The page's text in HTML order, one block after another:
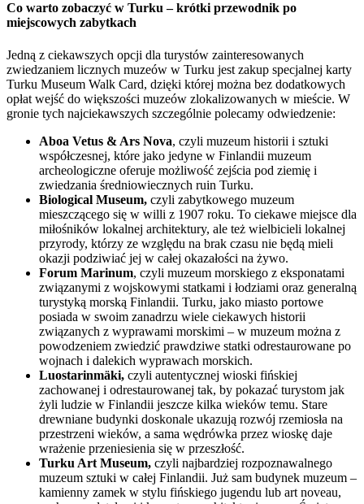
Co warto zobaczyć w Turku – krótki przewodnik po
miejscowych zabytkach
Jedną z ciekawszych opcji dla turystów zainteresowanych
zwiedzaniem licznych muzeów w Turku jest zakup specjalnej karty
Turku Museum Walk Card, dzięki której można bez dodatkowych
opłat wejść do większości muzeów zlokalizowanych w mieście. W
gronie tych najciekawszych szczególnie polecamy odwiedzenie:
Aboa Vetus & Ars Nova, czyli muzeum historii i sztuki
współczesnej, które jako jedyne w Finlandii muzeum
archeologiczne oferuje możliwość zejścia pod ziemię i
zwiedzania średniowiecznych ruin Turku.
Biological Museum, czyli zabytkowego muzeum
mieszczącego się w willi z 1907 roku. To ciekawe miejsce dla
miłośników lokalnej architektury, ale też wielbicieli lokalnej
przyrody, którzy ze względu na brak czasu nie będą mieli
okazji podziwiać jej w całej okazałości na żywo.
Forum Marinum, czyli muzeum morskiego z eksponatami
związanymi z wojskowymi statkami i łodziami oraz generalną
turystyką morską Finlandii. Turku, jako miasto portowe
posiada w swoim zanadrzu wiele ciekawych historii
związanych z wyprawami morskimi – w muzeum można z
powodzeniem zwiedzić prawdziwe statki odrestaurowane po
wojnach i dalekich wyprawach morskich.
Luostarinmäki, czyli autentycznej wioski fińskiej
zachowanej i odrestaurowanej tak, by pokazać turystom jak
żyli ludzie w Finlandii jeszcze kilka wieków temu. Stare
drewniane budynki doskonale ukazują rozwój rzemiosła na
przestrzeni wieków, a sama wędrówka przez wioskę daje
wrażenie przeniesienia się w przeszłość.
Turku Art Museum, czyli najbardziej rozpoznawalnego
muzeum sztuki w całej Finlandii. Już sam budynek muzeum –
kamienny zamek w stylu fińskiego jugendu lub art noveau,